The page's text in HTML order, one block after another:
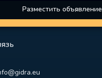
Разместить объявление